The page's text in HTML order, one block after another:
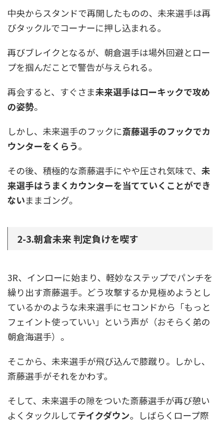
中央からスタンドで再開したものの、未来選手は再
びタックルでコーナーに押し込まれる。
再びブレイクとなるが、朝倉選手は場外回避とロー
プを掴んだことで警告が与えられる。
再会すると、すぐさま未来選手はローキックで攻め
の姿勢。
しかし、未来選手のフックに斎藤選手のフックでカ
ウンターをくらう。
その後、積極的な斎藤選手にやや圧され気味で、 未
来選手はうまくカウンターを当てていくことができ
ないままゴング。
2-3.朝倉未来 判定負けを喫す
3R、インローに始まり、軽妙なステップでパンチを
繰り出す斎藤選手。どう攻撃するか見極めようとし
ているかのような未来選手にセコンドから「もっと
フェイント使っていい」という声が（おそらく弟の
朝倉海選手）。
そこから、未来選手が飛び込んで膝蹴り。しかし、
斎藤選手がそれをかわす。
そして、未来選手の隙をついた斎藤選手が再び憩い
よくタックルしてテイクダウン。しばらくロープ際